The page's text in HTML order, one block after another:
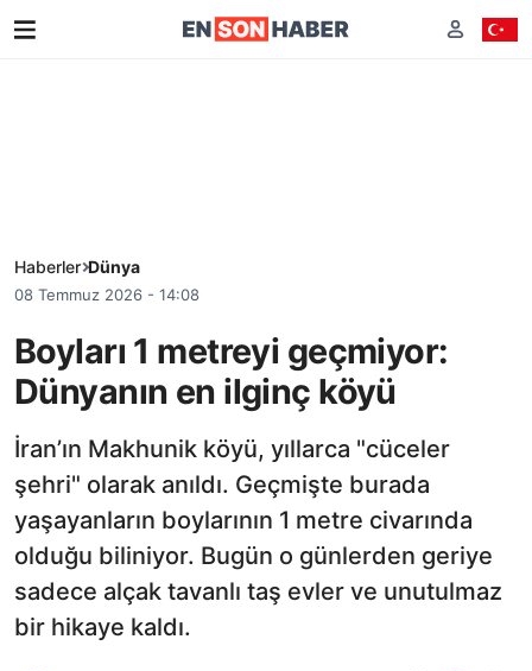
Haberler Dünya
08 Temmuz 2026 - 14:08
Boyları 1 metreyi geçmiyor:
Dünyanın en ilginç köyü
İran’ın Makhunik köyü, yıllarca "cüceler
şehri" olarak anıldı. Geçmişte burada
yaşayanların boylarının 1 metre civarında
olduğu biliniyor. Bugün o günlerden geriye
sadece alçak tavanlı taş evler ve unutulmaz
bir hikaye kaldı.